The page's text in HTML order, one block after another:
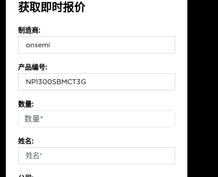
获取即时报价
制造商:
产品编号:
数量:
姓名: